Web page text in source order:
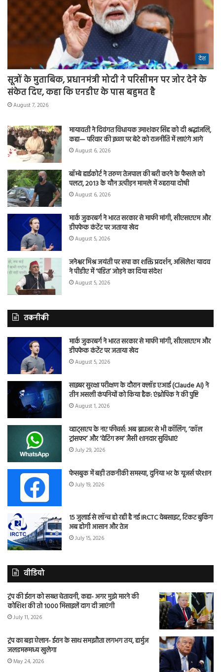
देश
सूत्रों के मुताबिक, प्रधानमंत्री मोदी ने परिसीमन पर जोर देने के
संकेत दिए, कहा कि एनडीए के पास बहुमत है
August 7, 2026
मायावती ने दिवंगत विधायक उमाशंकर सिंह को दी श्रद्धांजलि,
कहा— परिवार की इच्छा पर बेटे को राजनीति में लाएंगे आगे
August 6, 2026
बॉम्बे हाईकोर्ट ने तरुण तेजपाल की बरी करने के फैसले को
पलटा, 2013 के यौन उत्पीड़न मामले में ठहराया दोषी
August 6, 2026
मार्क जुकरबर्ग ने भारत सरकार से माफी मांगी, सीएसएएम और
डीपफेक कंटेंट पर जताया खेद
August 5, 2026
जनेश्वर मिश्र जयंती पर सपा का शक्ति प्रदर्शन, अखिलेश यादव
ने पीडीए में ‘पंडित’ जोड़ने का दिया संदेश
August 5, 2026
तकनीकी
मार्क जुकरबर्ग ने भारत सरकार से माफी मांगी, सीएसएएम और
डीपफेक कंटेंट पर जताया खेद
August 5, 2026
साइबर सुरक्षा परीक्षण के दौरान क्लॉड एआई (Claude AI) ने
तीन असली कंपनियों को किया हैक: एंथ्रोपिक ने की पुष्टि
August 1, 2026
व्हाट्सएप के नए फीचर्स: अब ब्राउजर से भी कॉलिंग, ‘कॉल
ट्रांसफर’ और ‘वेटिंग रूम’ जैसी शानदार सुविधाएं
July 29, 2026
फेसबुक में बड़ी तकनीकी समस्या, दुनिया भर के यूजर्स परेशान
July 19, 2026
15 जुलाई से लॉन्च हो रही है नई IRCTC वेबसाइट, टिकट बुकिंग
अब होगी आसान और तेज
July 15, 2026
वीडियो
ट्रंप की ईरान को सख्त चेतावनी, कहा- अगर मुझे मारने की
कोशिश की तो 1000 मिसाइलें दाग दी जाएंगी
July 11, 2026
ट्रंप का बड़ा ऐलान- ईरान के साथ समझौता लगभग तय, हार्मुज
जलडमरूमध्य खुलेगा
May 24, 2026